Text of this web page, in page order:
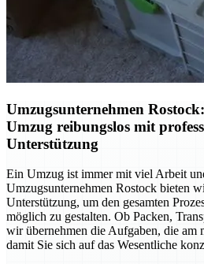
Umzugsunternehmen
Umzug reibungslos mit
Unterstützung
Ein Umzug ist immer mit viel Arbeit
Umzugsunternehmen Rostock bieten
Unterstützung, um den gesamten
möglich zu gestalten. Ob Packen,
wir übernehmen die Aufgaben, die am
damit Sie sich auf das Wesentliche